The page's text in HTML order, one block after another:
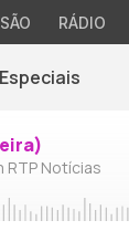
RÁDIO
Especiais
RTP Notícias